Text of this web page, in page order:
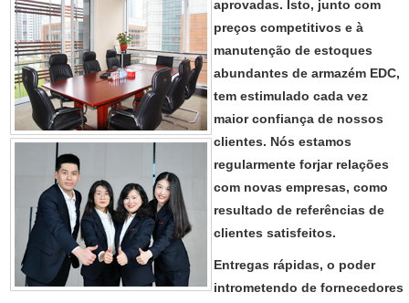
aprovadas. Isto, junto com
preços competitivos e à
manutenção de estoques
abundantes de armazém EDC,
tem estimulado cada vez
maior confiança de nossos
clientes. Nós estamos
regularmente forjar relações
com novas empresas, como
resultado de referências de
clientes satisfeitos.
Entregas rápidas, o poder
intrometendo de fornecedores